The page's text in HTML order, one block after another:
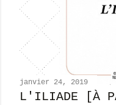
c
m
n
t
janvier 24, 2019
L'ILIADE [À